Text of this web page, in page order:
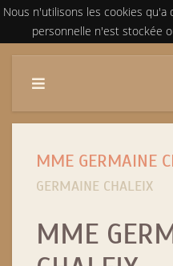
Nous n'utilisons les cookies
personnelle n'est stockée
MME GERMAINE
GERMAINE CHALEIX
MME